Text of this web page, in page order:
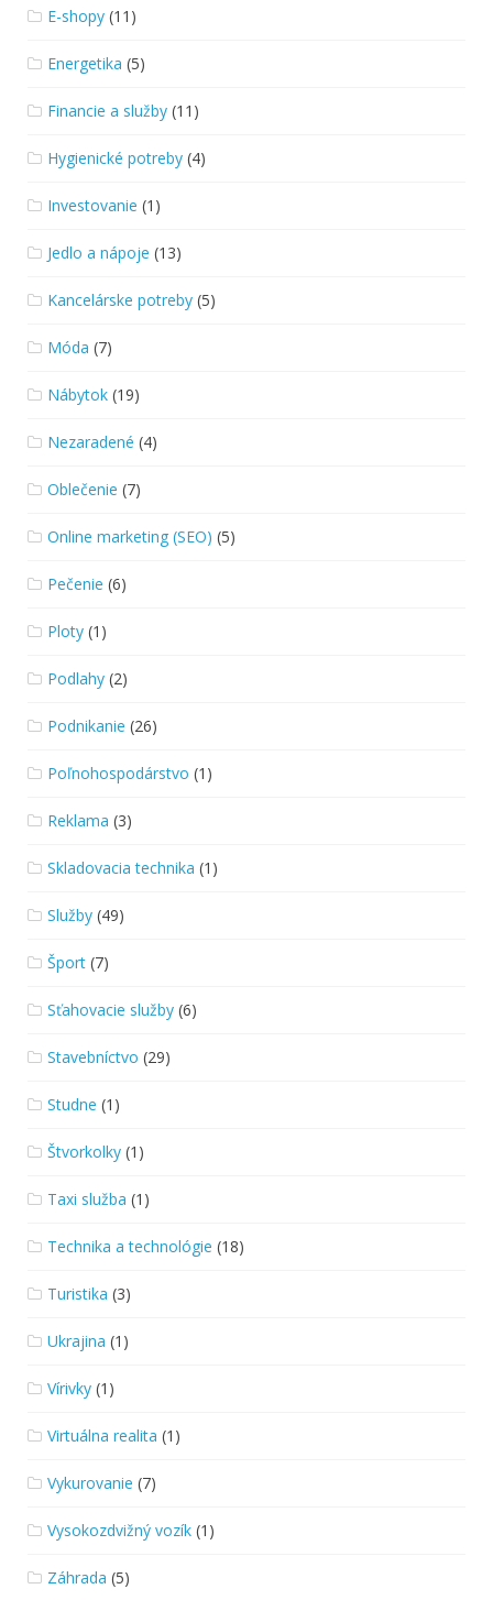
E-shopy (11)
Energetika (5)
Financie a služby (11)
Hygienické potreby (4)
Investovanie (1)
Jedlo a nápoje (13)
Kancelárske potreby (5)
Móda (7)
Nábytok (19)
Nezaradené (4)
Oblečenie (7)
Online marketing (SEO) (5)
Pečenie (6)
Ploty (1)
Podlahy (2)
Podnikanie (26)
Poľnohospodárstvo (1)
Reklama (3)
Skladovacia technika (1)
Služby (49)
Šport (7)
Sťahovacie služby (6)
Stavebníctvo (29)
Studne (1)
Štvorkolky (1)
Taxi služba (1)
Technika a technológie (18)
Turistika (3)
Ukrajina (1)
Vírivky (1)
Virtuálna realita (1)
Vykurovanie (7)
Vysokozdvižný vozík (1)
Záhrada (5)